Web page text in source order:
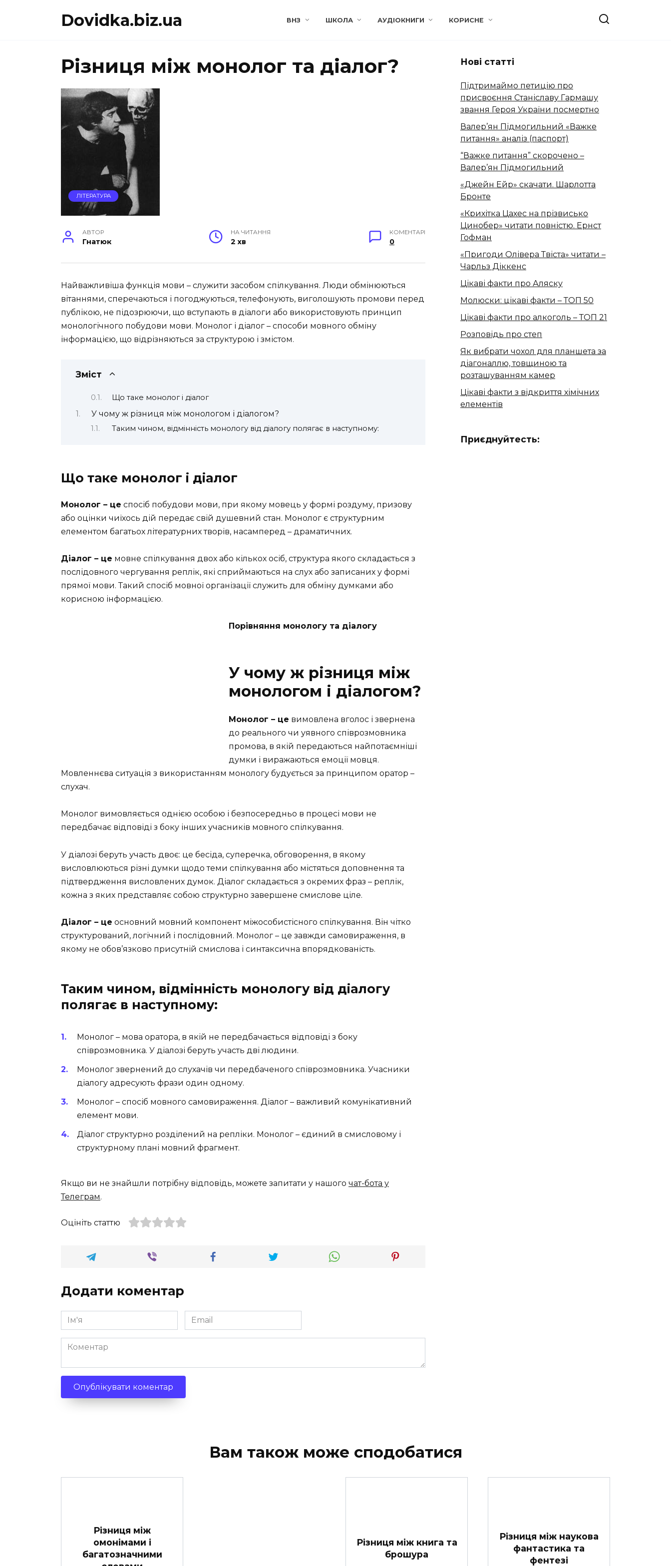
Dovidka.biz.ua ВНЗ ШКОЛА АУДІОКНИГИ КОРИСНЕ
Різниця між монолог та діалог?
ЛІТЕРАТУРА
АВТОР
Гнатюк
НА ЧИТАННЯ
2 хв
КОМЕНТАРІ
0
Найважливіша функція мови – служити засобом спілкування. Люди обмінюються
вітаннями, сперечаються і погоджуються, телефонують, виголошують промови перед
публікою, не підозрюючи, що вступають в діалоги або використовують принцип
монологічного побудови мови. Монолог і діалог – способи мовного обміну
інформацією, що відрізняються за структурою і змістом.
Зміст
Що таке монолог і діалог
У чому ж різниця між монологом і діалогом?
Таким чином, відмінність монологу від діалогу полягає в наступному:
Що таке монолог і діалог
Монолог – це спосіб побудови мови, при якому мовець у формі роздуму, призову
або оцінки чиїхось дій передає свій душевний стан. Монолог є структурним
елементом багатьох літературних творів, насамперед – драматичних.
Діалог – це мовне спілкування двох або кількох осіб, структура якого складається з
послідовного чергування реплік, які сприймаються на слух або записаних у формі
прямої мови. Такий спосіб мовної організації служить для обміну думками або
корисною інформацією.
Порівняння монологу та діалогу
У чому ж різниця між
монологом і діалогом?
Монолог – це вимовлена вголос і звернена
до реального чи уявного співрозмовника
промова, в якій передаються найпотаємніші
думки і виражаються емоції мовця.
Мовленнєва ситуація з використанням монологу будується за принципом оратор –
слухач.
Монолог вимовляється однією особою і безпосередньо в процесі мови не
передбачає відповіді з боку інших учасників мовного спілкування.
У діалозі беруть участь двоє: це бесіда, суперечка, обговорення, в якому
висловлюються різні думки щодо теми спілкування або містяться доповнення та
підтвердження висловлених думок. Діалог складається з окремих фраз – реплік,
кожна з яких представляє собою структурно завершене смислове ціле.
Діалог – це основний мовний компонент міжособистісного спілкування. Він чітко
структурований, логічний і послідовний. Монолог – це завжди самовираження, в
якому не обов’язково присутній смислова і синтаксична впорядкованість.
Таким чином, відмінність монологу від діалогу
полягає в наступному:
Монолог – мова оратора, в якій не передбачається відповіді з боку
співрозмовника. У діалозі беруть участь дві людини.
Монолог звернений до слухачів чи передбаченого співрозмовника. Учасники
діалогу адресують фрази один одному.
Монолог – спосіб мовного самовираження. Діалог – важливий комунікативний
елемент мови.
Діалог структурно розділений на репліки. Монолог – єдиний в смисловому і
структурному плані мовний фрагмент.
Якщо ви не знайшли потрібну відповідь, можете запитати у нашого чат-бота у
Телеграм.
Оцініть статтю
Додати коментар
Ім'я
*
Email
*
Коментар
Нові статті
Підтримаймо петицію про
присвоєння Станіславу Гармашу
звання Героя України посмертно
Валер’ян Підмогильний «Важке
питання» аналіз (паспорт)
“Важке питання” скорочено –
Валер’ян Підмогильний
«Джейн Ейр» скачати. Шарлотта
Бронте
«Крихітка Цахес на прізвисько
Цинобер» читати повністю. Ернст
Гофман
«Пригоди Олівера Твіста» читати –
Чарльз Діккенс
Цікаві факти про Аляску
Молюски: цікаві факти – ТОП 50
Цікаві факти про алкоголь – ТОП 21
Розповідь про степ
Як вибрати чохол для планшета за
діагоналлю, товщиною та
розташуванням камер
Цікаві факти з відкриття хімічних
елементів
Приєднуйтесть:
Вам також може сподобатися
Різниця між
омонімами і
багатозначними
Різниця між книга та
брошура
Різниця між наукова
фантастика та
фентезі